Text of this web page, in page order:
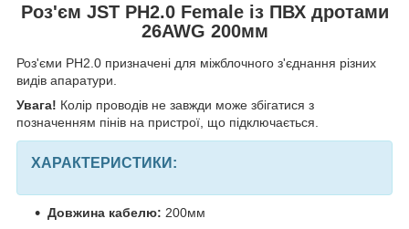
Роз'єм JST PH2.0 Female із ПВХ дротами
26AWG 200мм
Роз'єми PH2.0 призначені для міжблочного з'єднання різних
видів апаратури.
Увага! Колір проводів не завжди може збігатися з
позначенням пінів на пристрої, що підключається.
ХАРАКТЕРИСТИКИ:
Довжина кабелю: 200мм